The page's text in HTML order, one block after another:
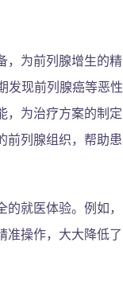
，为前列腺增生的精
发现前列腺癌等恶性
，为治疗方案的制定
前列腺组织，帮助患
就医体验。例如，
准操作，大大降低了